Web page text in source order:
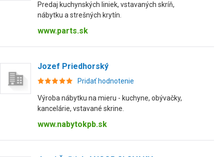
Predaj kuchynských liniek, vstavaných skríň,
nábytku a strešných krytín.
www.parts.sk
Jozef Priedhorský
Pridať hodnotenie
Výroba nábytku na mieru - kuchyne, obývačky,
kancelárie, vstavané skrine.
www.nabytokpb.sk